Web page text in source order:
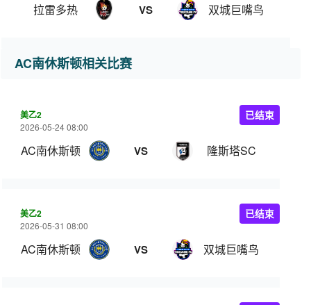
拉雷多热 VS 双城巨嘴鸟
AC南休斯顿相关比赛
美乙2
2026-05-24 08:00
AC南休斯顿 VS 隆斯塔SC
已结束
美乙2
2026-05-31 08:00
AC南休斯顿 VS 双城巨嘴鸟
已结束